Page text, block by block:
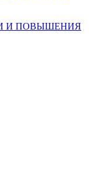
И ПОВЫШЕНИЯ